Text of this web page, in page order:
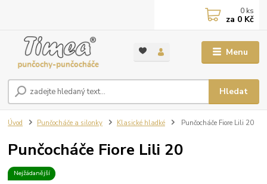
Menu
Hledat
0 ks
za 0 Kč
Úvod Punčocháče a silonky Klasické hladké Punčocháče Fiore Lili 20
Punčocháče Fiore Lili 20
Nejžádanější